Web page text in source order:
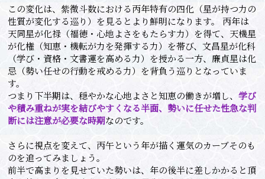
この変化は、紫微斗数における丙年特有の四化（星が持つ力の
性質が変化する巡り）を見るとより鮮明になります。 丙年は
天同星が化禄（福徳・心地よさをもたらす力）を得て、天機星
が化権（知恵・機転が力を発揮する力）を帯び、文昌星が化科
（学び・資格・文書運を高める力）を授かる一方、廉貞星は化
忌（勢い任せの行動を戒める力）を背負う巡りとなっていま
す。
つまり下半期は、穏やかな心地よさと知恵の働きが増し、学び
や積み重ねが実を結びやすくなる半面、勢いに任せた性急な判
断には注意が必要な時期なのです。
さらに視点を変えて、丙午という年が描く運気のカーブそのも
のを追ってみましょう。
前半で高まりを見せていた勢いは、年の後半に差しかかると頂